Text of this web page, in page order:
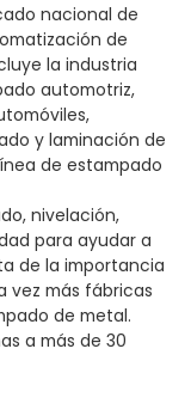
nacional de
de
la industria
automotriz,
y laminación de
de estampado
nivelación,
para ayudar a
de la importancia
vez más fábricas
de metal.
a más de 30